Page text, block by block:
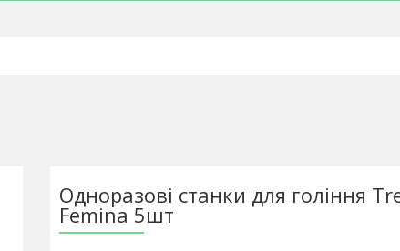
Одноразові станки для гоління
Femina 5шт